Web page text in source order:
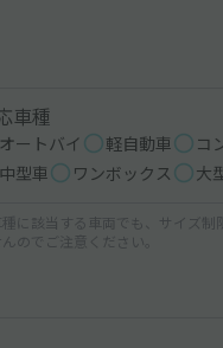
車種
オートバイ 軽自動車
コ
中型車
ワンボックス 大
種に該当する車両でも、サイズ制
んのでご注意ください。